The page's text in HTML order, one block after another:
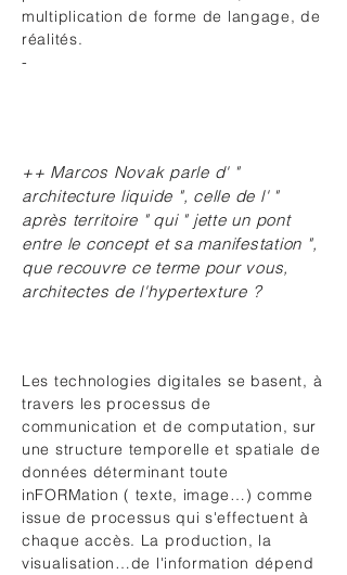
multiplication de forme de langage, de
réalités.
-
++ Marcos Novak parle d' "
architecture liquide ", celle de l' "
après territoire " qui " jette un pont
entre le concept et sa manifestation ",
que recouvre ce terme pour vous,
architectes de l'hypertexture ?
Les technologies digitales se basent, à
travers les processus de
communication et de computation, sur
une structure temporelle et spatiale de
données déterminant toute
inFORMation ( texte, image…) comme
issue de processus qui s'effectuent à
chaque accès. La production, la
visualisation…de l'information dépend